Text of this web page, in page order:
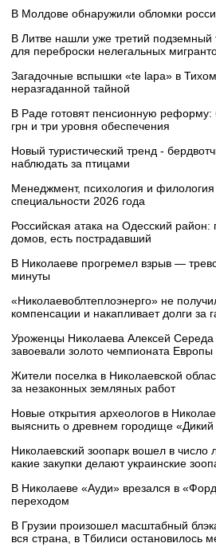
В Молдове обнаружили обломки
В Литве нашли уже третий подземный
для переброски нелегальных
Загадочные вспышки «te lapa» в
неразгаданной тайной
В Раде готовят пенсионную реформу:
грн и три уровня обеспечения
Новый туристический тренд -
наблюдать за птицами
Менеджмент, психология и
специальности 2026 года
Российская атака на Одесский
домов, есть пострадавший
В Николаеве прогремел взрыв —
минуты
«Николаевоблтеплоэнерго» не
компенсации и накапливает долги за
Уроженцы Николаева Алексей
завоевали золото чемпионата
Жители поселка в Николаевской
за незаконных земляных работ
Новые открытия археологов в
выяснить о древнем городище
Николаевский зоопарк вошел в число
какие закупки делают украинские
В Николаеве «Ауди» врезался в
переходом
В Грузии произошел масштабный
вся страна, в Тбилиси остановилось